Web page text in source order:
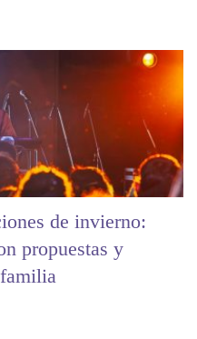
de invierno:
propuestas y